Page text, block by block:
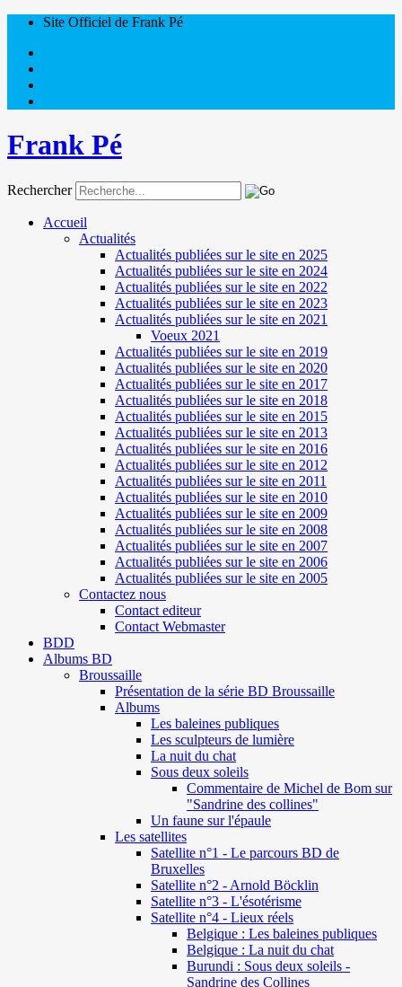
Site Officiel de Frank Pé
Frank Pé
Rechercher
Accueil
Actualités
Actualités publiées sur le site en 2025
Actualités publiées sur le site en 2024
Actualités publiées sur le site en 2022
Actualités publiées sur le site en 2023
Actualités publiées sur le site en 2021
Voeux 2021
Actualités publiées sur le site en 2019
Actualités publiées sur le site en 2020
Actualités publiées sur le site en 2017
Actualités publiées sur le site en 2018
Actualités publiées sur le site en 2015
Actualités publiées sur le site en 2013
Actualités publiées sur le site en 2016
Actualités publiées sur le site en 2012
Actualités publiées sur le site en 2011
Actualités publiées sur le site en 2010
Actualités publiées sur le site en 2009
Actualités publiées sur le site en 2008
Actualités publiées sur le site en 2007
Actualités publiées sur le site en 2006
Actualités publiées sur le site en 2005
Contactez nous
Contact editeur
Contact Webmaster
BDD
Albums BD
Broussaille
Présentation de la série BD Broussaille
Albums
Les baleines publiques
Les sculpteurs de lumière
La nuit du chat
Sous deux soleils
Commentaire de Michel de Bom sur
"Sandrine des collines"
Un faune sur l'épaule
Les satellites
Satellite n°1 - Le parcours BD de
Bruxelles
Satellite n°2 - Arnold Böcklin
Satellite n°3 - L'ésotérisme
Satellite n°4 - Lieux réels
Belgique : Les baleines publiques
Belgique : La nuit du chat
Burundi : Sous deux soleils -
Sandrine des Collines